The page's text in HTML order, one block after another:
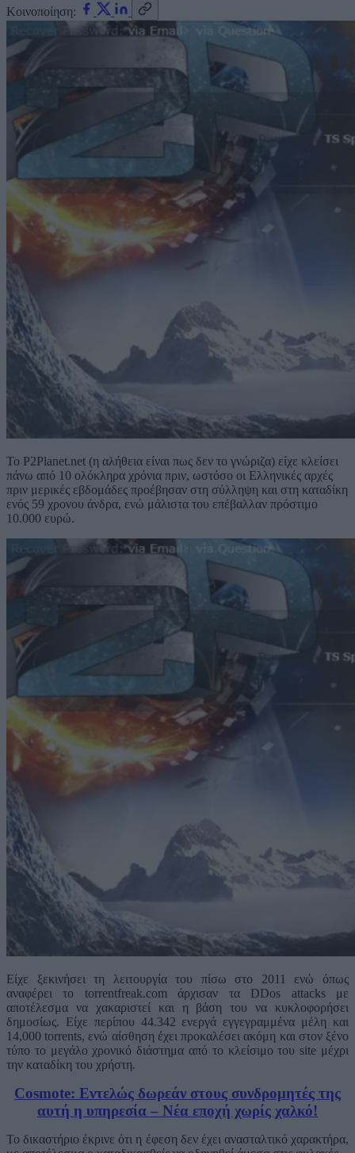
Κοινοποίηση:
Το P2Planet.net (η αλήθεια είναι πως δεν το γνώριζα) είχε κλείσει
πάνω από 10 ολόκληρα χρόνια πριν, ωστόσο οι Ελληνικές αρχές
πριν μερικές εβδομάδες προέβησαν στη σύλληψη και στη καταδίκη
ενός 59 χρονου άνδρα, ενώ μάλιστα του επέβαλλαν πρόστιμο
10.000 ευρώ.
Είχε ξεκινήσει τη λειτουργία του πίσω στο 2011 ενώ όπως
αναφέρει το torrentfreak.com άρχισαν τα DDos attacks με
αποτέλεσμα να χακαριστεί και η βάση του να κυκλοφορήσει
δημοσίως. Είχε περίπου 44.342 ενεργά εγγεγραμμένα μέλη και
14,000 torrents, ενώ αίσθηση έχει προκαλέσει ακόμη και στον ξένο
τύπο το μεγάλο χρονικό διάστημα από το κλείσιμο του site μέχρι
την καταδίκη του χρήστη.
Cosmote: Εντελώς δωρεάν στους συνδρομητές της
αυτή η υπηρεσία – Νέα εποχή χωρίς χαλκό!
Το δικαστήριο έκρινε ότι η έφεση δεν έχει ανασταλτικό χαρακτήρα,